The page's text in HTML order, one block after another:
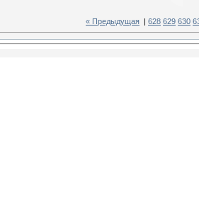
« Предыдущая 628 629 630